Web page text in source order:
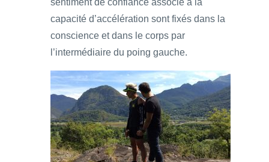
sentiment de confiance associé à la
capacité d’accélération sont fixés dans la
conscience et dans le corps par
l’intermédiaire du poing gauche.